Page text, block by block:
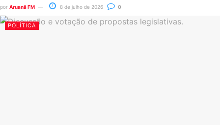
por Aruanã FM 8 de julho de 2026 0
POLÍTICA